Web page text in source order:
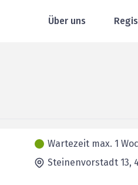
Über uns
Wartezeit max. 1
Steinenvorstadt 13,